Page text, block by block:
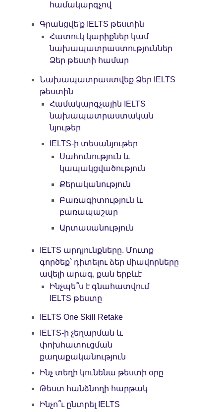
համակարգչով
Գրանցվե'ք IELTS թեստին
Հատուկ կարիքներ կամ
նախապատրաստություններ
Ձեր թեստի համար
Նախապատրաստվեք Ձեր IELTS
թեստին
Համակարգչային IELTS
նախապատրաստական
նյութեր
IELTS-ի տեսանյութեր
Սահունություն և
կապակցվածություն
Քերականություն
Բառագիտություն և
բառապաշար
Արտասանություն
IELTS արդյունքները. Մուտք
գործեք՝ դիտելու ձեր միավորները
ավելի արագ, քան երբևէ
Ինչպե՞ս է գնահատվում
IELTS թեստը
IELTS One Skill Retake
IELTS-ի չեղարման և
փոխհատուցման
քաղաքականություն
Ինչ տեղի կունենա թեստի օրը
Թեստ հանձնողի հարթակ
Ինչո՞ւ ընտրել IELTS